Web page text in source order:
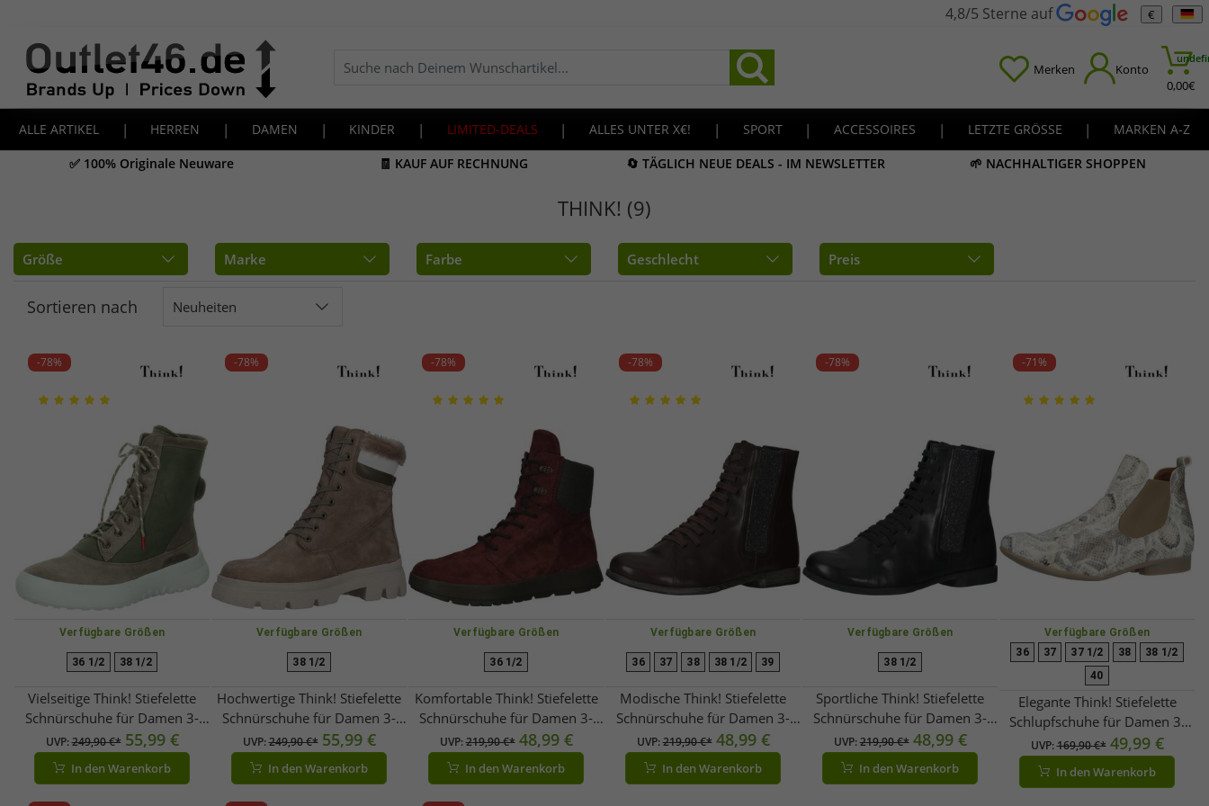
4,8/5 Sterne auf €
Merken Konto
0,00€
ALLE ARTIKEL | HERREN | DAMEN | KINDER | LIMITED-DEALS | ALLES UNTER X€! | SPORT | ACCESSOIRES | LETZTE GRÖSSE |
MARKEN A-Z
✅ 100% Originale Neuware
🧾 KAUF AUF RECHNUNG 🔄 TÄGLICH NEUE DEALS - IM NEWSLETTER 🌱 NACHHALTIGER SHOPPEN
THINK! (9)
Größe Marke Farbe Geschlecht Preis
Sortieren nach Neuheiten
-78%
Verfügbare Größen
36 1/2 38 1/2
Vielseitige Think! Stiefelette
Schnürschuhe für Damen 3-
000643 2000 Grau
UVP:249,90 €* 55,99 €
In den Warenkorb
-78%
Verfügbare Größen
38 1/2
Hochwertige Think! Stiefelette
Schnürschuhe für Damen 3-
000639 2000 Braun
UVP:249,90 €* 55,99 €
In den Warenkorb
-78%
Verfügbare Größen
36 1/2
Komfortable Think! Stiefelette
Schnürschuhe für Damen 3-
000626 5000 Rot
UVP:219,90 €* 48,99 €
In den Warenkorb
-78%
Verfügbare Größen
36 37 38 38 1/2 39
Modische Think! Stiefelette
Schnürschuhe für Damen 3-
000625 3000 Braun
UVP:219,90 €* 48,99 €
In den Warenkorb
-78%
Verfügbare Größen
38 1/2
Sportliche Think! Stiefelette
Schnürschuhe für Damen 3-
000625 0000 Schwarz
UVP:219,90 €* 48,99 €
In den Warenkorb
-71%
Verfügbare Größen
36
37 37 1/2 38
38 1/2
40
Elegante Think! Stiefelette
Schlupfschuhe für Damen 3-
000414 2050 Grau
UVP:169,90 €* 49,99 €
In den Warenkorb